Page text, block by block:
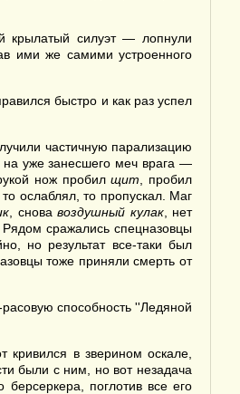
крылатый силуэт — лопнули
ими же самими устроенного
быстро и как раз успел
частичную парализацию
уже занесшего меч врага —
нож пробилщит , пробил
ослаблял, то пропускал. Маг
, сновавоздушный кулак, нет
сражались спецназовцы
но результат все-таки был
тоже приняли смерть от
способность ''Ледяной
в зверином оскале,
были с ним, но вот незадача
поглотив все его